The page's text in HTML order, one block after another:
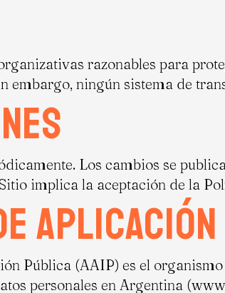
razonables para
embargo, ningún sistema de
Los cambios se
implica la aceptación de la
aplicación
Pública (AAIP) es el
personales en Argentina